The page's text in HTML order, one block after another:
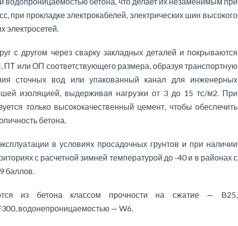
при прокладке электрокабелей, электрических шин высокого
электросетей.
с другом через сварку закладных деталей и покрываются
или ОП соответствующего размера, образуя транспортную
сточных вод или упакованный канал для инженерных
изоляцией, выдерживая нагрузки от 3 до 15 тс/м2. При
только высококачественный цемент, чтобы обеспечить
бетона.
в условиях просадочных грунтов и при наличии
с расчетной зимней температурой до -40 и в районах с
баллов.
из бетона классом прочности на сжатие — B25,
водонепроницаемостью — W6.